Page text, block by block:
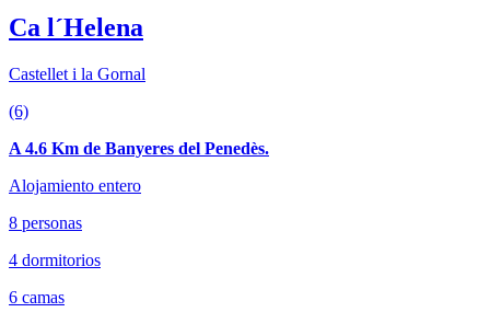
Ca l´Helena
Castellet i la Gornal
(6)
A 4.6 Km de Banyeres del Penedès.
Alojamiento entero
8 personas
4 dormitorios
6 camas